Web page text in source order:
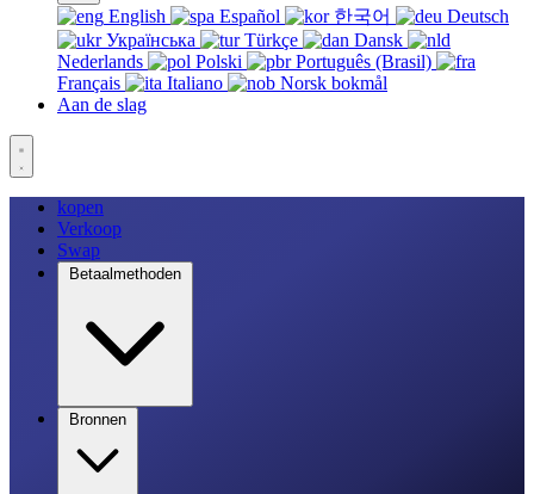
English Español 한국어
Deutsch
Українська
Türkçe
Dansk
Nederlands
Polski
Português (Brasil)
Français
Italiano
Norsk bokmål
Aan de slag
kopen
Verkoop
Swap
Betaalmethoden
Bronnen